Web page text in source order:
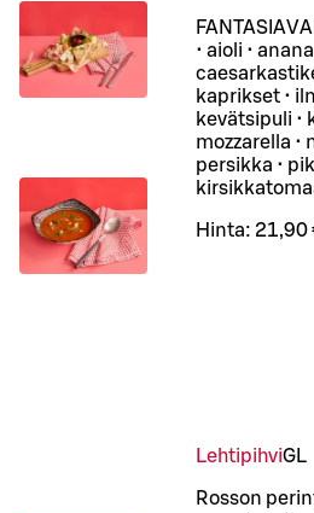
• aioli •
kaprikset •
kevätsipuli •
mozzarella •
persikka •
Hinta: 21,90
LehtipihviGL
Rosson